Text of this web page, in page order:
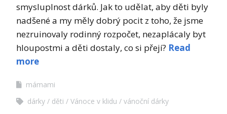
smysluplnost dárků. Jak to udělat, aby děti byly
nadšené a my měly dobrý pocit z toho, že jsme
nezruinovaly rodinný rozpočet, nezaplácaly byt
hloupostmi a děti dostaly, co si přejí? Read
more
mámami
dárky
děti Vánoce v klidu vánoční dárky